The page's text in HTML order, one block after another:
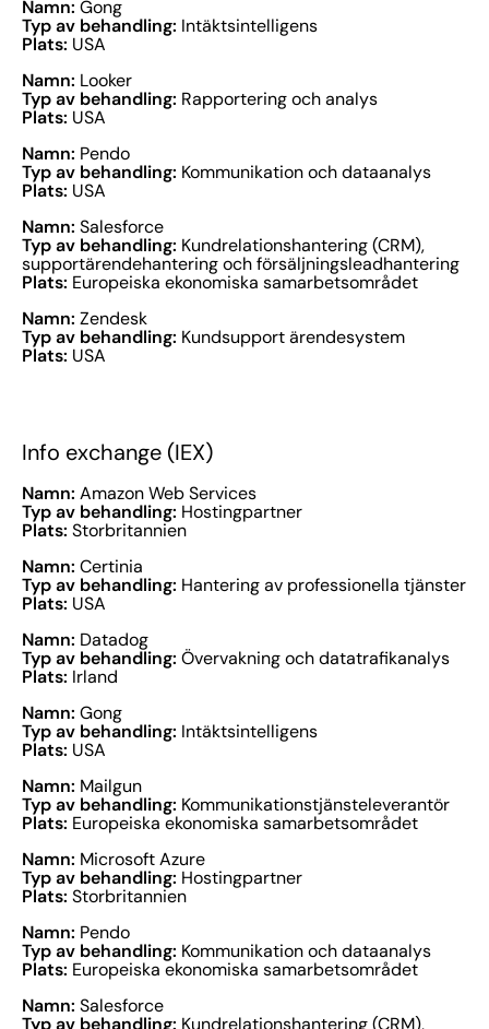
Namn: Gong
Typ av behandling: Intäktsintelligens
Plats: USA
Namn: Looker
Typ av behandling: Rapportering och analys
Plats: USA
Namn: Pendo
Typ av behandling: Kommunikation och dataanalys
Plats: USA
Namn: Salesforce
Typ av behandling: Kundrelationshantering (CRM),
supportärendehantering och försäljningsleadhantering
Plats: Europeiska ekonomiska samarbetsområdet
Namn: Zendesk
Typ av behandling: Kundsupport ärendesystem
Plats: USA
Info exchange (IEX)
Namn: Amazon Web Services
Typ av behandling: Hostingpartner
Plats: Storbritannien
Namn: Certinia
Typ av behandling: Hantering av professionella tjänster
Plats: USA
Namn: Datadog
Typ av behandling: Övervakning och datatrafikanalys
Plats: Irland
Namn: Gong
Typ av behandling: Intäktsintelligens
Plats: USA
Namn: Mailgun
Typ av behandling: Kommunikationstjänsteleverantör
Plats: Europeiska ekonomiska samarbetsområdet
Namn: Microsoft Azure
Typ av behandling: Hostingpartner
Plats: Storbritannien
Namn: Pendo
Typ av behandling: Kommunikation och dataanalys
Plats: Europeiska ekonomiska samarbetsområdet
Namn: Salesforce
Typ av behandling: Kundrelationshantering (CRM),